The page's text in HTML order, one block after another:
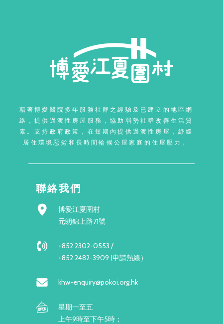
藉著博愛醫院多年服務社群之經驗及已建立的地區網
絡，提供過渡性房屋服務，協助弱勢社群改善生活質
素。支持政府政策，在短期內提供過渡性房屋，紓緩
居住環境惡劣和長時間輪候公屋家庭的住屋壓力。
聯絡我們
博愛江夏圍村
元朗錦上路71號
+852 2302-0553 /
+852 2482-3909 (申請熱線）
khw-enquiry@pokoi.org.hk
星期一至五
上午9時至下午5時；